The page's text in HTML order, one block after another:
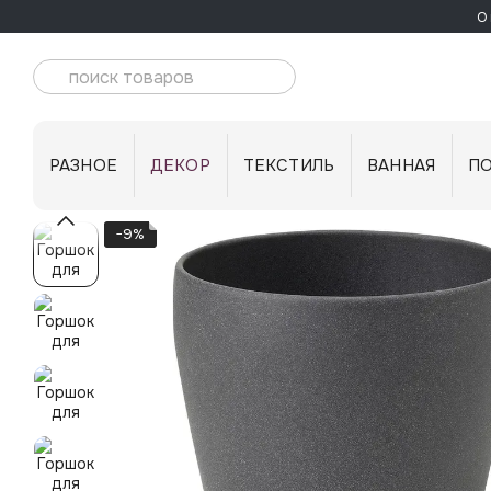
О
РАЗНОЕ ДЕКОР ТЕКСТИЛЬ ВАННАЯ
−9%